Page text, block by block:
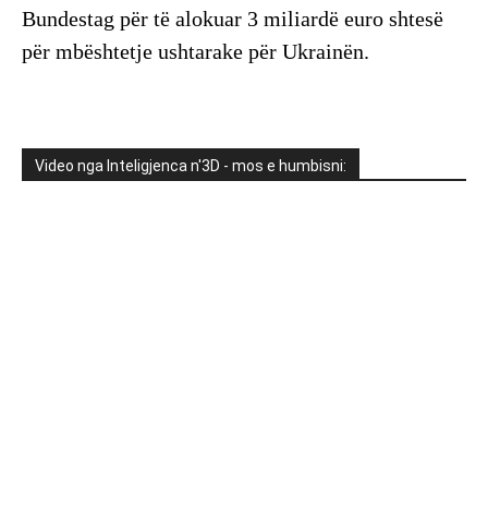
Bundestag për të alokuar 3 miliardë euro shtesë
për mbështetje ushtarake për Ukrainën.
Video nga Inteligjenca n'3D - mos e humbisni: